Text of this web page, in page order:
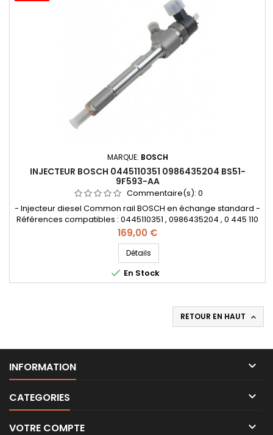
MARQUE: BOSCH
INJECTEUR BOSCH 0445110351 0986435204 BS51-
9F593-AA
Commentaire(s): 0
- Injecteur diesel Common rail BOSCH en échange standard -
Références compatibles : 0445110351 , 0986435204 , 0 445 110
351 , 0 986 435 204 , 1723813 , BS51 9F593 AA , BS519F593AA ,
55219886 , 95517513 - Pour motorisation Fiat Lancia 1.3JTD ,
Opel 1.3CDTI , Ford 1.3TDCi Pièce d'origine
Prix
169,00 €
Détails
 En Stock
RETOUR EN HAUT 
INFORMATION 
CATEGORIES 
VOTRE COMPTE 